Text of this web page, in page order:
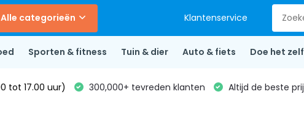
Alle categorieën Klantenservice
Sporten & fitness Tuin & dier Auto & fiets Doe het zelf
tot 17.00 uur) 300,000+ tevreden klanten Altijd de beste